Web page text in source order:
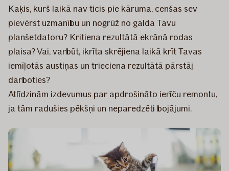
Kaķis, kurš laikā nav ticis pie kāruma, cenšas sev
pievērst uzmanību un nogrūž no galda Tavu
planšetdatoru? Kritiena rezultātā ekrānā rodas
plaisa? Vai, varbūt, ikrīta skrējiena laikā krīt Tavas
iemīļotās austiņas un trieciena rezultātā pārstāj
darboties?
Atlīdzinām izdevumus par apdrošināto ierīču remontu,
ja tām radušies pēkšņi un neparedzēti bojājumi.